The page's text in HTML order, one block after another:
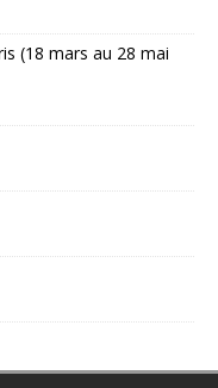
(18 mars au 28 mai